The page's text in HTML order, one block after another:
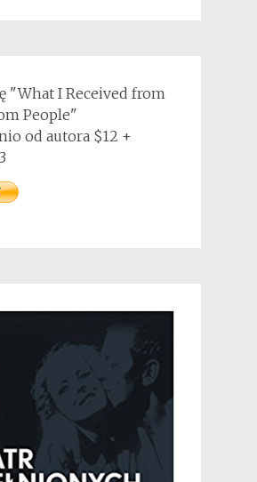
"What I Received from
People"
od autora $12 +